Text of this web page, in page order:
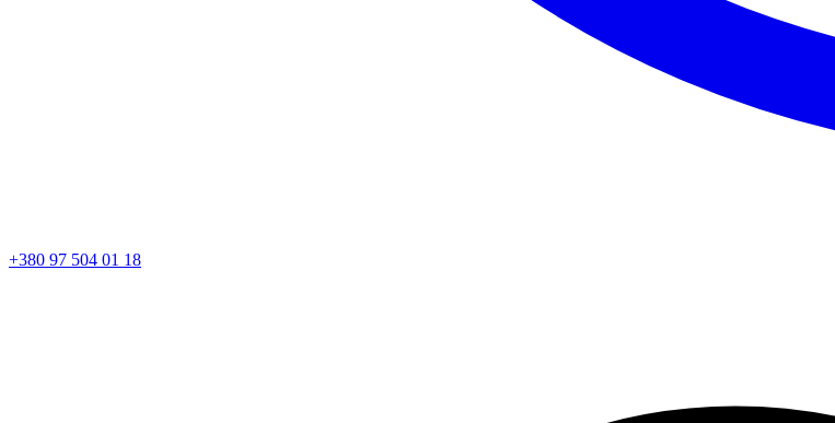
+380 97 504 01 18